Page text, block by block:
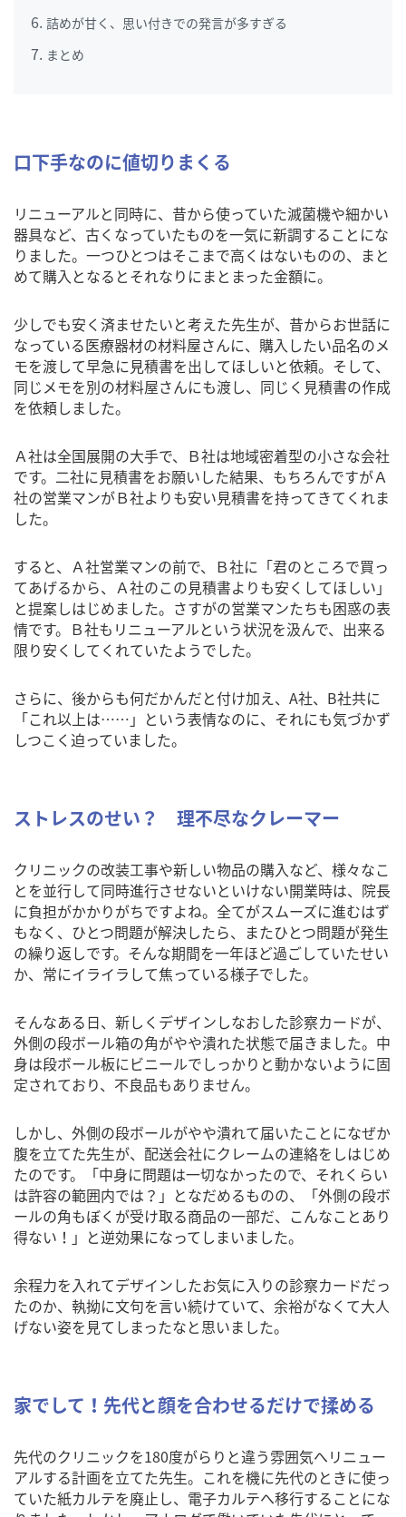
詰めが甘く、思い付きでの発言が多すぎる
まとめ
口下手なのに値切りまくる
リニューアルと同時に、昔から使っていた滅菌機や細かい
器具など、古くなっていたものを一気に新調することにな
りました。一つひとつはそこまで高くはないものの、まと
めて購入となるとそれなりにまとまった金額に。
少しでも安く済ませたいと考えた先生が、昔からお世話に
なっている医療器材の材料屋さんに、購入したい品名のメ
モを渡して早急に見積書を出してほしいと依頼。そして、
同じメモを別の材料屋さんにも渡し、同じく見積書の作成
を依頼しました。
Ａ社は全国展開の大手で、Ｂ社は地域密着型の小さな会社
です。二社に見積書をお願いした結果、もちろんですがＡ
社の営業マンがＢ社よりも安い見積書を持ってきてくれま
した。
すると、Ａ社営業マンの前で、Ｂ社に「君のところで買っ
てあげるから、Ａ社のこの見積書よりも安くしてほしい」
と提案しはじめました。さすがの営業マンたちも困惑の表
情です。Ｂ社もリニューアルという状況を汲んで、出来る
限り安くしてくれていたようでした。
さらに、後からも何だかんだと付け加え、A社、B社共に
「これ以上は……」という表情なのに、それにも気づかず
しつこく迫っていました。
ストレスのせい？ 理不尽なクレーマー
クリニックの改装工事や新しい物品の購入など、様々なこ
とを並行して同時進行させないといけない開業時は、院長
に負担がかかりがちですよね。全てがスムーズに進むはず
もなく、ひとつ問題が解決したら、またひとつ問題が発生
の繰り返しです。そんな期間を一年ほど過ごしていたせい
か、常にイライラして焦っている様子でした。
そんなある日、新しくデザインしなおした診察カードが、
外側の段ボール箱の角がやや潰れた状態で届きました。中
身は段ボール板にビニールでしっかりと動かないように固
定されており、不良品もありません。
しかし、外側の段ボールがやや潰れて届いたことになぜか
腹を立てた先生が、配送会社にクレームの連絡をしはじめ
たのです。「中身に問題は一切なかったので、それくらい
は許容の範囲内では？」となだめるものの、「外側の段ボ
ールの角もぼくが受け取る商品の一部だ、こんなことあり
得ない！」と逆効果になってしまいました。
余程力を入れてデザインしたお気に入りの診察カードだっ
たのか、執拗に文句を言い続けていて、余裕がなくて大人
げない姿を見てしまったなと思いました。
家でして！先代と顔を合わせるだけで揉める
先代のクリニックを180度がらりと違う雰囲気へリニュー
アルする計画を立てた先生。これを機に先代のときに使っ
ていた紙カルテを廃止し、電子カルテへ移行することにな